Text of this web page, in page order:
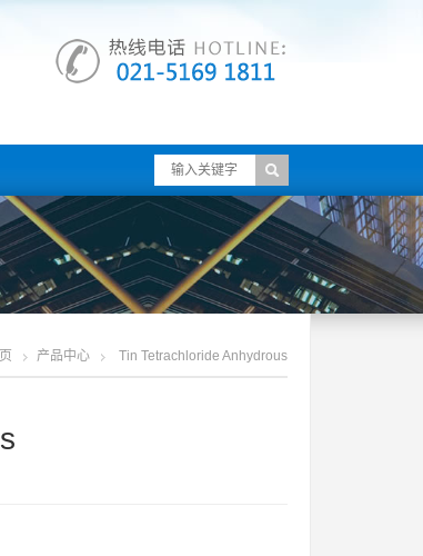
产品中心 Tin Tetrachloride Anhydrous